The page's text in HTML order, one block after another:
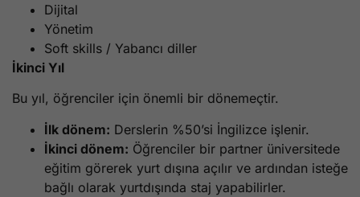
Dijital
Yönetim
Soft skills / Yabancı diller
İkinci Yıl
Bu yıl, öğrenciler için önemli bir dönemeçtir.
İlk dönem: Derslerin %50’si İngilizce işlenir.
İkinci dönem: Öğrenciler bir partner üniversitede
eğitim görerek yurt dışına açılır ve ardından isteğe
bağlı olarak yurtdışında staj yapabilirler.